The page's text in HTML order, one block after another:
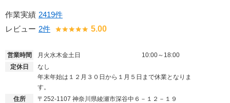
作業実績 2419件
レビュー 2件 5.00
営業時間 月火水木金土日
10:00～18:00
定休日
なし
年末年始は１２月３０日から１月５日まで休業となりま
す。
住所
〒252-1107 神奈川県綾瀬市深谷中６－１２－１９